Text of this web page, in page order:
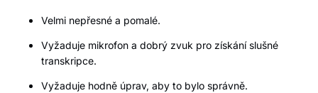
Velmi nepřesné a pomalé.
Vyžaduje mikrofon a dobrý zvuk pro získání slušné
transkripce.
Vyžaduje hodně úprav, aby to bylo správně.